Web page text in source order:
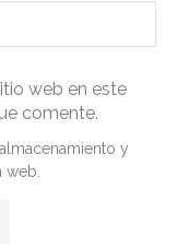
web en este
comente.
y